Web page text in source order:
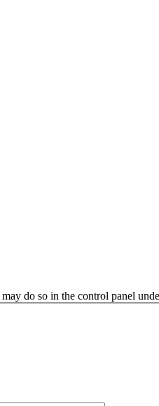
do so in the control panel